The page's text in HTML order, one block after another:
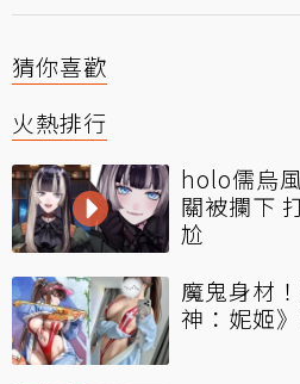
猜你喜歡
火熱排行
holo儒烏
關被攔下
尬
魔鬼身材
神：妮姬